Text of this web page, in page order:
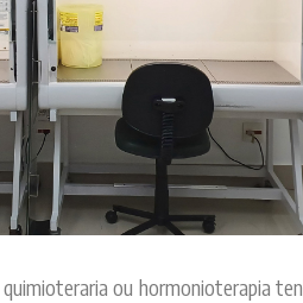
ou hormonioterapia